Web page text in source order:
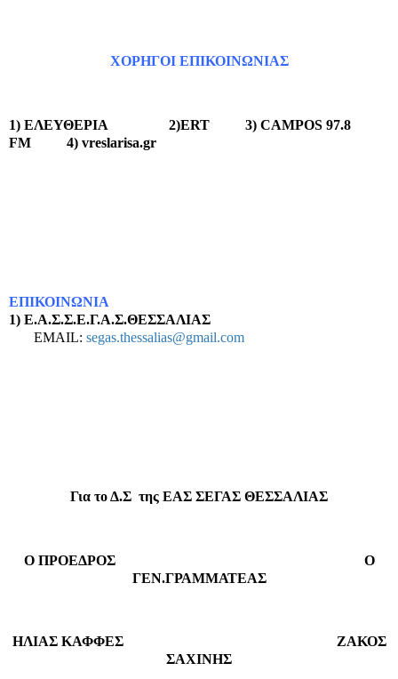
ΧΟΡΗΓΟΙ ΕΠΙΚΟΙΝΩΝΙΑΣ
1) ΕΛΕΥΘΕΡΙΑ 2)ERT 3) CAMPOS 97.8
FM
4) vreslarisa.gr
ΕΠΙΚΟΙΝΩΝΙΑ
1) Ε.Α.Σ.Σ.Ε.Γ.Α.Σ.ΘΕΣΣΑΛΙΑΣ
EMAIL: segas.thessalias@gmail.com
Για το Δ.Σ της ΕΑΣ ΣΕΓΑΣ ΘΕΣΣΑΛΙΑΣ
Ο ΠΡΟΕΔΡΟΣ
Ο
ΓΕΝ.ΓΡΑΜΜΑΤΕΑΣ
ΗΛΙΑΣ ΚΑΦΦΕΣ
ΖΑΚΟΣ
ΣΑΧΙΝΗΣ